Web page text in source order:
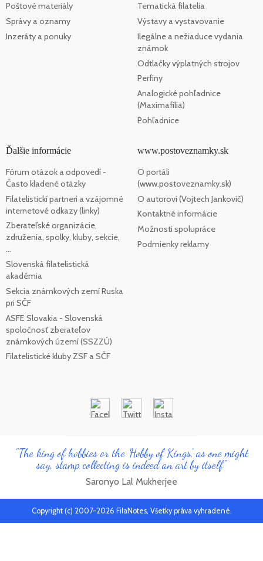
Poštové materiály
Správy a oznamy
Inzeráty a ponuky
Tematická filatelia
Výstavy a vystavovanie
Ilegálne a nežiaduce vydania
známok
Odtlačky výplatných strojov
Perfiny
Analogické pohľadnice
(Maximafília)
Pohľadnice
Ďalšie informácie
Fórum otázok a odpovedí -
Často kladené otázky
Filatelistickí partneri a vzájomné
internetové odkazy (linky)
Zberateľské organizácie,
združenia, spolky, kluby, sekcie,
...
Slovenská filatelistická
akadémia
Sekcia známkových zemí Ruska
pri SČF
ASFE Slovakia - Slovenská
spoločnosť zberateľov
známkových území (SSZZÚ)
Filatelistické kluby ZSF a SČF
www.postoveznamky.sk
O portáli
(www.postoveznamky.sk)
O autorovi (Vojtech Jankovič)
Kontaktné informácie
Možnosti spolupráce
Podmienky reklamy
"The king of hobbies or the 'Hobby of Kings', as one might
say, stamp collecting is indeed an art by itself"
Saronyo Lal Mukherjee
Copyright (c) 2007-2026 FilaNotes, Všetky práva vyhradené.